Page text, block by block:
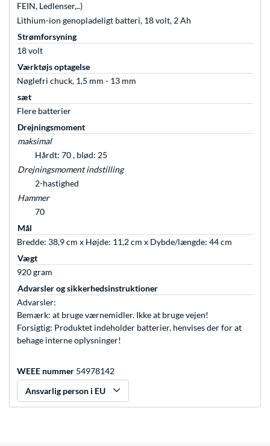
FEIN, Ledlenser,..)
Lithium-ion genopladeligt batteri, 18 volt, 2 Ah
Strømforsyning
18 volt
Værktøjs optagelse
Nøglefri chuck, 1,5 mm - 13 mm
sæt
Flere batterier
Drejningsmoment
maksimal
Hårdt: 70 , blød: 25
Drejningsmoment indstilling
2-hastighed
Hammer
70
Mål
Bredde: 38,9 cm x Højde: 11,2 cm x Dybde/længde: 44 cm
Vægt
920 gram
Advarsler og sikkerhedsinstruktioner
Advarsler:
Bemærk: at bruge værnemidler. Ikke at bruge vejen!
Forsigtig: Produktet indeholder batterier, henvises der for at
behage interne oplysninger!
WEEE nummer 54978142
Ansvarlig person i EU